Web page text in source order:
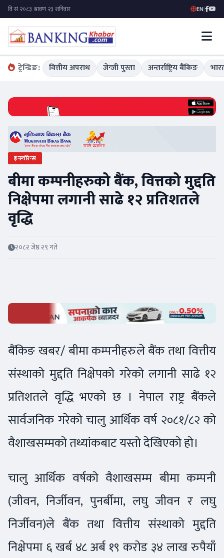
EN|
ट्रेन्डिङ: वित्तीय अपराध जेन्जी पुस्ता अन्तर्राष्ट्रिय बैंकिङ
इन्स्योरेन्स
बीमा कम्पनीहरुको बैंक, वित्तको मुद्दति
निक्षेपमा लगानी साढे १२ प्रतिशतले
वृद्धि
२०८२ जेष्ठ २९ गते
बैंकिङ खबर/ बीमा कम्पनीहरुले बैंक तथा वित्तीय
संस्थाको मुद्दति निक्षेपको गरेको लगानी साढे १२
प्रतिशतले वृद्धि भएको छ । नेपाल राष्ट्र बैंकले
सार्वजनिक गरेको चालु आर्थिक वर्ष २०८१/८२ को
वैशाखसम्मको तथ्यांकबाट यस्तो देखिएको हो।
चालु आर्थिक वर्षको वैशाखसम्म बीमा कम्पनी
(जीवन, निर्जीवन, पुनर्बीमा, लघु जीवन र लघु
निर्जीवन)ले बैंक तथा वित्तीय संस्थाको मुद्दति
निक्षेपमा ६ खर्ब ४८ अर्ब १९ करोड ३४ लाख रुपैयाँ